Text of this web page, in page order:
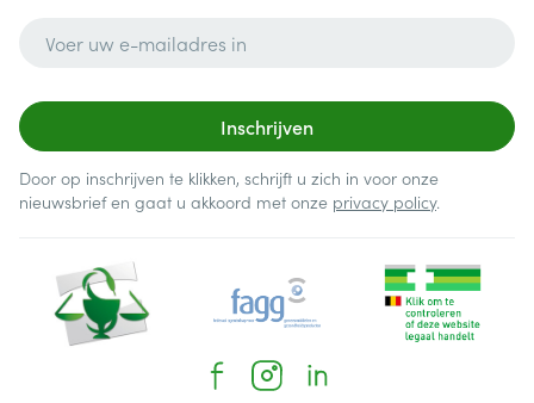
Inschrijven
Door op inschrijven te klikken, schrijft u zich in voor onze
nieuwsbrief en gaat u akkoord met onze privacy policy.